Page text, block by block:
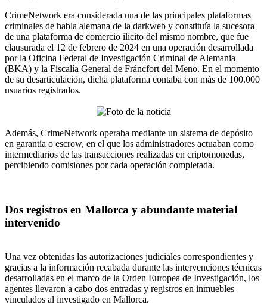
CrimeNetwork era considerada una de las principales plataformas
criminales de habla alemana de la darkweb y constituía la sucesora
de una plataforma de comercio ilícito del mismo nombre, que fue
clausurada el 12 de febrero de 2024 en una operación desarrollada
por la Oficina Federal de Investigación Criminal de Alemania
(BKA) y la Fiscalía General de Fráncfort del Meno. En el momento
de su desarticulación, dicha plataforma contaba con más de 100.000
usuarios registrados.
Además, CrimeNetwork operaba mediante un sistema de depósito
en garantía o escrow, en el que los administradores actuaban como
intermediarios de las transacciones realizadas en criptomonedas,
percibiendo comisiones por cada operación completada.
Dos registros en Mallorca y abundante material
intervenido
Una vez obtenidas las autorizaciones judiciales correspondientes y
gracias a la información recabada durante las intervenciones técnicas
desarrolladas en el marco de la Orden Europea de Investigación, los
agentes llevaron a cabo dos entradas y registros en inmuebles
vinculados al investigado en Mallorca.